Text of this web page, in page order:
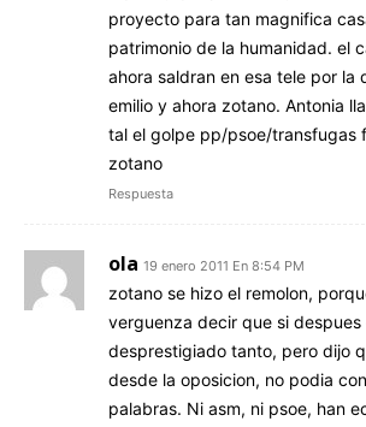
proyecto para tan magnifica
patrimonio de la humanidad. el
ahora saldran en esa tele por la
emilio y ahora zotano. Antonia
tal el golpe pp/psoe/transfugas
zotano
Respuesta
ola 19 enero 2011 En 8:54 PM
zotano se hizo el remolon,
verguenza decir que si despues
desprestigiado tanto, pero dijo
desde la oposicion, no podia
palabras. Ni asm, ni psoe, han